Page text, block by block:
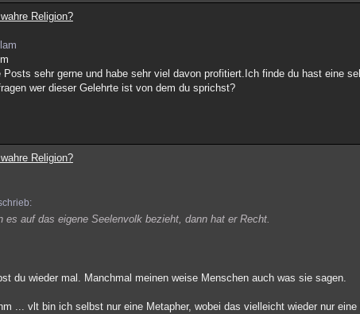
Religion?
Posts sehr gerne und habe sehr viel davon profitiert.Ich finde du hast eine
wer dieser Gelehrte ist von dem du sprichst?
Religion?
es auf das eigene Seelenvolk bezieht, dann hat er Recht.
du wieder mal. Manchmal meinen weise Menschen auch was sie sagen.
... vlt bin ich selbst nur eine Metapher, wobei das vielleicht wieder nur